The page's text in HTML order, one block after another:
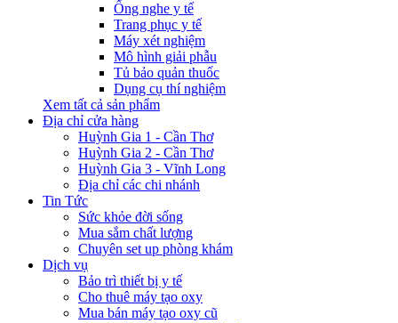
Ống nghe y tế
Trang phục y tế
Máy xét nghiệm
Mô hình giải phẫu
Tủ bảo quản thuốc
Dụng cụ thí nghiệm
Xem tất cả sản phẩm
Địa chỉ cửa hàng
Huỳnh Gia 1 - Cần Thơ
Huỳnh Gia 2 - Cần Thơ
Huỳnh Gia 3 - Vĩnh Long
Địa chỉ các chi nhánh
Tin Tức
Sức khỏe đời sống
Mua sắm chất lượng
Chuyên set up phòng khám
Dịch vụ
Bảo trì thiết bị y tế
Cho thuê máy tạo oxy
Mua bán máy tạo oxy cũ